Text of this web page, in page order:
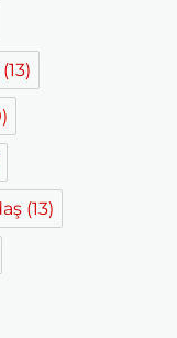
(13)
(13)